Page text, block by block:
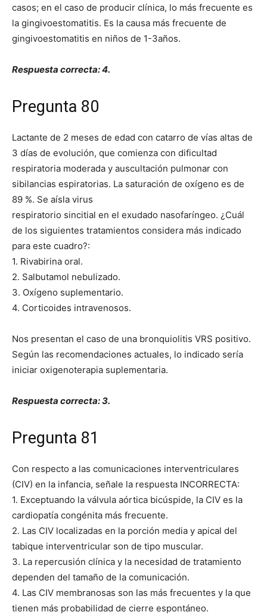
casos; en el caso de producir clínica, lo más frecuente es
la gingivoestomatitis. Es la causa más frecuente de
gingivoestomatitis en niños de 1-3años.
Respuesta correcta: 4.
Pregunta 80
Lactante de 2 meses de edad con catarro de vías altas de
3 días de evolución, que comienza con dificultad
respiratoria moderada y auscultación pulmonar con
sibilancias espiratorias. La saturación de oxígeno es de
89 %. Se aísla virus
respiratorio sincitial en el exudado nasofaríngeo. ¿Cuál
de los siguientes tratamientos considera más indicado
para este cuadro?:
1. Rivabirina oral.
2. Salbutamol nebulizado.
3. Oxígeno suplementario.
4. Corticoides intravenosos.
Nos presentan el caso de una bronquiolitis VRS positivo.
Según las recomendaciones actuales, lo indicado sería
iniciar oxigenoterapia suplementaria.
Respuesta correcta: 3.
Pregunta 81
Con respecto a las comunicaciones interventriculares
(CIV) en la infancia, señale la respuesta INCORRECTA:
1. Exceptuando la válvula aórtica bicúspide, la CIV es la
cardiopatía congénita más frecuente.
2. Las CIV localizadas en la porción media y apical del
tabique interventricular son de tipo muscular.
3. La repercusión clínica y la necesidad de tratamiento
dependen del tamaño de la comunicación.
4. Las CIV membranosas son las más frecuentes y la que
tienen más probabilidad de cierre espontáneo.